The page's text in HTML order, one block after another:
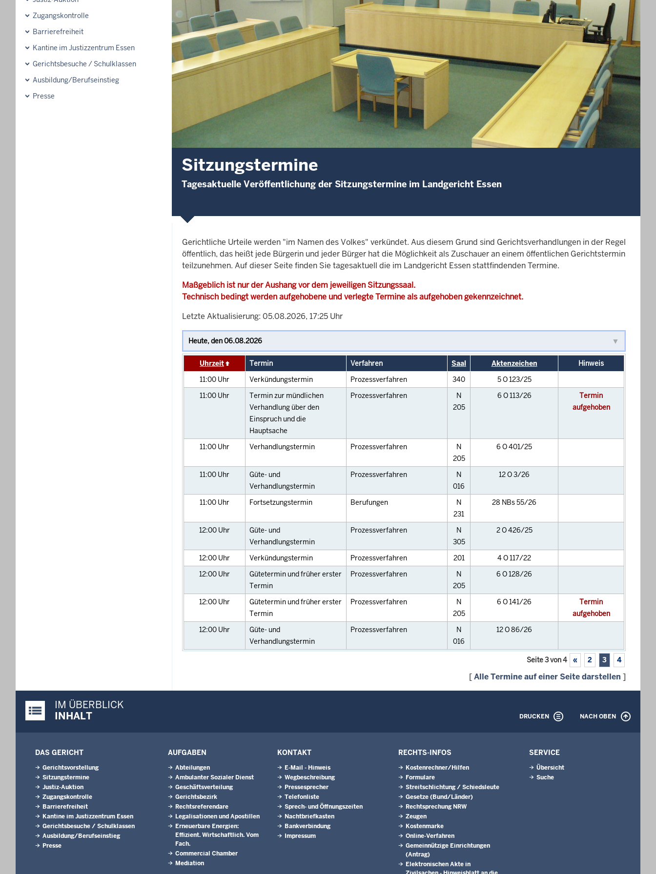
Zugangskontrolle
Barrierefreiheit
Kantine im Justizzentrum Essen
Gerichtsbesuche / Schulklassen
Ausbildung/Berufseinstieg
Presse
Sitzungstermine
Tagesaktuelle Veröffentlichung der Sitzungstermine im Landgericht Essen
Gerichtliche Urteile werden "im Namen des Volkes" verkündet. Aus diesem Grund sind Gerichtsverhandlungen in der Regel
öffentlich, das heißt jede Bürgerin und jeder Bürger hat die Möglichkeit als Zuschauer an einem öffentlichen Gerichtstermin
teilzunehmen. Auf dieser Seite finden Sie tagesaktuell die im Landgericht Essen stattfindenden Termine.
Maßgeblich ist nur der Aushang vor dem jeweiligen Sitzungssaal.
Technisch bedingt werden aufgehobene und verlegte Termine als aufgehoben gekennzeichnet.
Letzte Aktualisierung: 05.08.2026, 17:25 Uhr
Uhrzeit Termin Verfahren Saal Aktenzeichen
Hinweis
11:00 Uhr Verkündungstermin Prozessverfahren 340
5 O 123/25
11:00 Uhr
Termin zur mündlichen
Verhandlung über den
Einspruch und die
Hauptsache
Prozessverfahren
N
205
6 O 113/26
Termin
aufgehoben
11:00 Uhr Verhandlungstermin Prozessverfahren
N
205
6 O 401/25
11:00 Uhr
Güte- und
Verhandlungstermin
Prozessverfahren
N
016
12 O 3/26
11:00 Uhr Fortsetzungstermin Berufungen
N
231
28 NBs 55/26
12:00 Uhr
Güte- und
Verhandlungstermin
Prozessverfahren
N
305
2 O 426/25
12:00 Uhr Verkündungstermin Prozessverfahren 201
4 O 117/22
12:00 Uhr
Gütetermin und früher erster
Termin
Prozessverfahren
N
205
6 O 128/26
12:00 Uhr
Gütetermin und früher erster
Termin
Prozessverfahren
N
205
6 O 141/26
Termin
aufgehoben
12:00 Uhr
Güte- und
Verhandlungstermin
Prozessverfahren
N
016
12 O 86/26
Seite 3 von 4 « 2 3 4
[Alle Termine auf einer Seite darstellen ]
Justiz-Portal im Überblick:
IM ÜBERBLICK
INHALT
DRUCKEN NACH OBEN
DAS GERICHT
Gerichtsvorstellung
Sitzungstermine
Justiz-Auktion
Zugangskontrolle
Barrierefreiheit
Kantine im Justizzentrum Essen
Gerichtsbesuche / Schulklassen
Ausbildung/Berufseinstieg
Presse
AUFGABEN
Abteilungen
Ambulanter Sozialer Dienst
Geschäftsverteilung
Gerichtsbezirk
Rechtsreferendare
Legalisationen und Apostillen
Erneuerbare Energien:
Effizient. Wirtschaftlich. Vom
Fach.
Commercial Chamber
Mediation
KONTAKT
E-Mail - Hinweis
Wegbeschreibung
Pressesprecher
Telefonliste
Sprech- und Öffnungszeiten
Nachtbriefkasten
Bankverbindung
Impressum
RECHTS-INFOS
Kostenrechner/Hilfen
Formulare
Streitschlichtung / Schiedsleute
Gesetze (Bund/Länder)
Rechtsprechung NRW
Zeugen
Kostenmarke
Online-Verfahren
Gemeinnützige Einrichtungen
(Antrag)
Elektronischen Akte in
SERVICE
Übersicht
Suche